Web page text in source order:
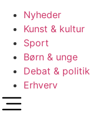
Nyheder
Kunst & kultur
Sport
Børn & unge
Debat & politik
Erhverv